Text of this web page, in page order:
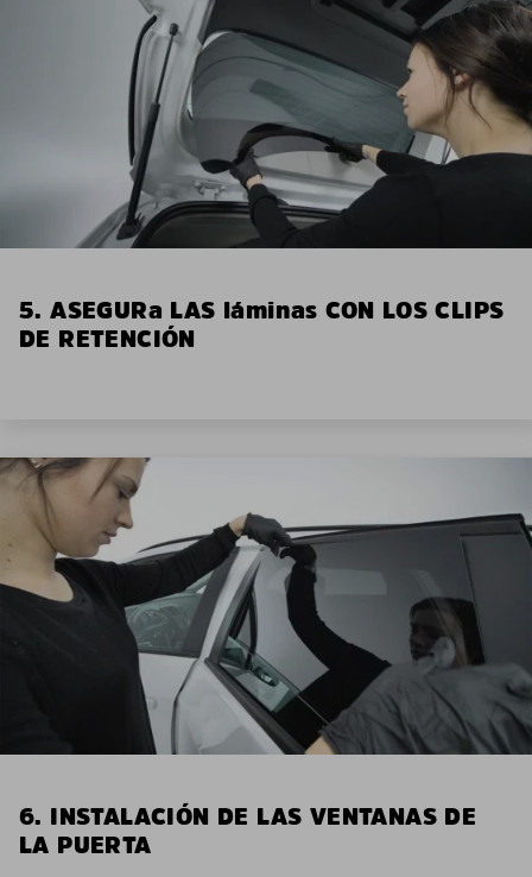
5. ASEGURa LAS láminas CON LOS CLIPS
DE RETENCIÓN
6. INSTALACIÓN DE LAS VENTANAS DE
LA PUERTA